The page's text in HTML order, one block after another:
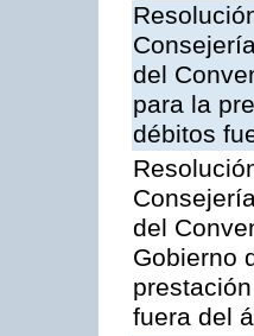
del
para la
débitos
del
Gobierno
fuera del